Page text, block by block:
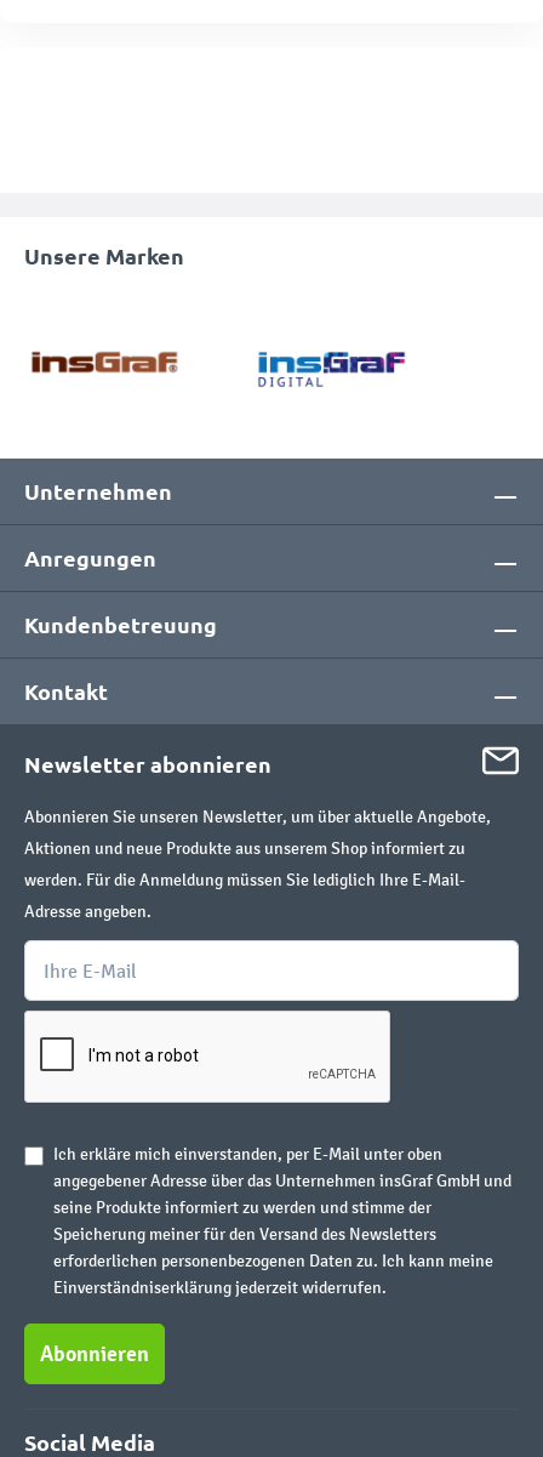
Unsere Marken
Unternehmen
Anregungen
Kundenbetreuung
Kontakt
Newsletter abonnieren
Abonnieren Sie unseren Newsletter, um über aktuelle Angebote,
Aktionen und neue Produkte aus unserem Shop informiert zu
werden. Für die Anmeldung müssen Sie lediglich Ihre E-Mail-
Adresse angeben.
Ich erkläre mich einverstanden, per E-Mail unter oben
angegebener Adresse über das Unternehmen insGraf GmbH und
seine Produkte informiert zu werden und stimme der
Speicherung meiner für den Versand des Newsletters
erforderlichen personenbezogenen Daten zu. Ich kann meine
Einverständniserklärung jederzeit widerrufen.
Abonnieren
Social Media